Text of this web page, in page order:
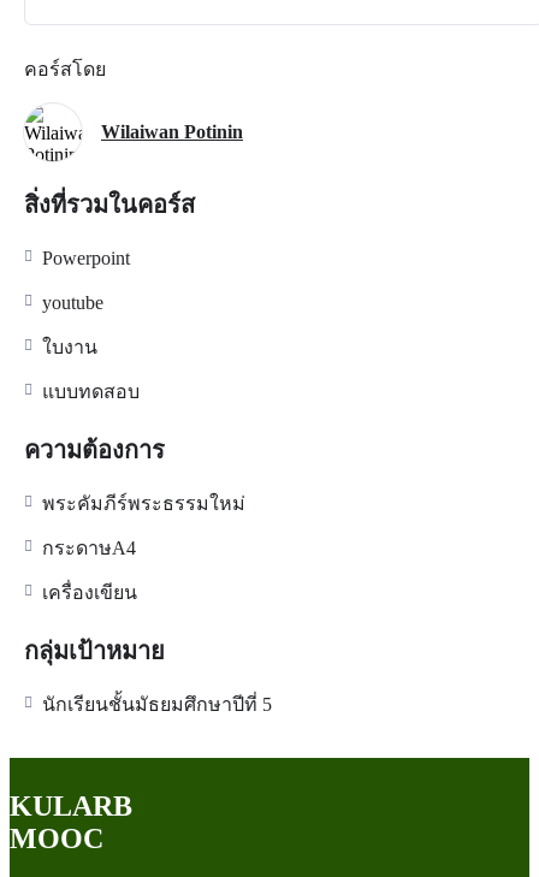
คอร์สโดย
Wilaiwan Potinin
สิ่งที่รวมในคอร์ส
Powerpoint
youtube
ใบงาน
แบบทดสอบ
ความต้องการ
พระคัมภีร์พระธรรมใหม่
กระดาษA4
เครื่องเขียน
กลุ่มเป้าหมาย
นักเรียนชั้นมัธยมศึกษาปีที่ 5
KULARB
MOOC